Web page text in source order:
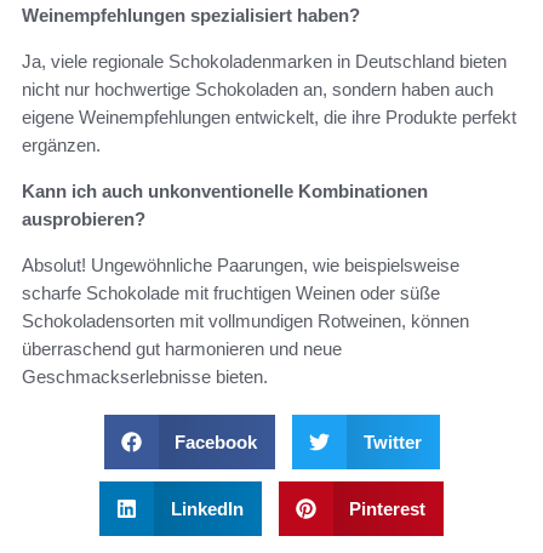
Weinempfehlungen spezialisiert haben?
Ja, viele regionale Schokoladenmarken in Deutschland bieten
nicht nur hochwertige Schokoladen an, sondern haben auch
eigene Weinempfehlungen entwickelt, die ihre Produkte perfekt
ergänzen.
Kann ich auch unkonventionelle Kombinationen
ausprobieren?
Absolut! Ungewöhnliche Paarungen, wie beispielsweise
scharfe Schokolade mit fruchtigen Weinen oder süße
Schokoladensorten mit vollmundigen Rotweinen, können
überraschend gut harmonieren und neue
Geschmackserlebnisse bieten.
Facebook Twitter
LinkedIn Pinterest